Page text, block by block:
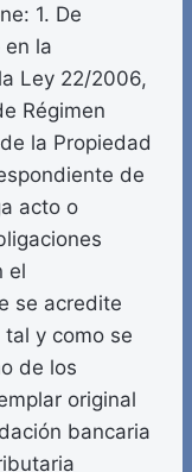
1. De
la
Ley 22/2006,
Régimen
la Propiedad
de
acto o
el
se acredite
y como se
de los
original
bancaria